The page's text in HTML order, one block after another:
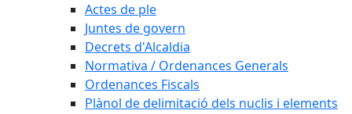
Actes de ple
Juntes de govern
Decrets d'Alcaldia
Normativa / Ordenances Generals
Ordenances Fiscals
Plànol de delimitació dels nuclis i elements